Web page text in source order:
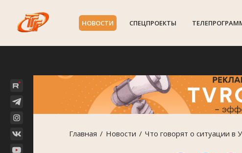
НОВОСТИ СПЕЦПРОЕКТЫ
Главная Новости Что говорят о ситуации